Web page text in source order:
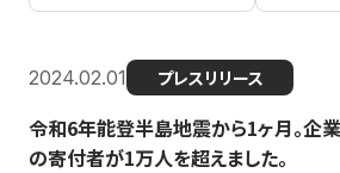
2024.02.01 プレスリリース
令和6年能登半島地震から1ヶ月。企
の寄付者が1万人を超えました。